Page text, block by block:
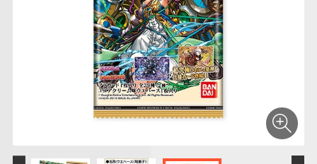
仮面ライダーシリー
ガンダムシリーズ アンパンマン
キャラパキ
にふぉるめーしょん
＆スクエアシール
ポケモンスケールワ